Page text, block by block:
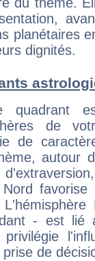
du thème.
planétaires
dignités.
quadrant
de
de
autour
favorise
- est
privilégie
de